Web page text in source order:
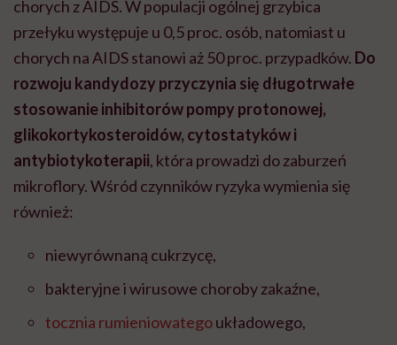
chorych z AIDS. W populacji ogólnej grzybica
przełyku występuje u 0,5 proc. osób, natomiast u
chorych na AIDS stanowi aż 50 proc. przypadków. Do
rozwoju kandydozy przyczynia się długotrwałe
stosowanie inhibitorów pompy protonowej,
glikokortykosteroidów, cytostatyków i
antybiotykoterapii, która prowadzi do zaburzeń
mikroflory. Wśród czynników ryzyka wymienia się
również:
niewyrównaną cukrzycę,
bakteryjne i wirusowe choroby zakaźne,
tocznia rumieniowategoukładowego,